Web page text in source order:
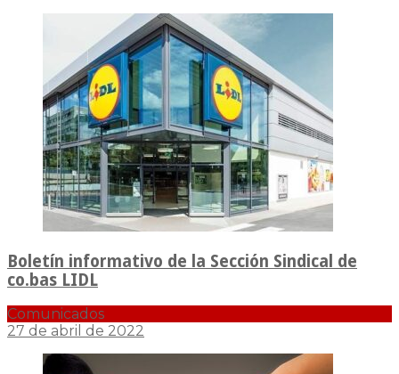
Boletín informativo de la Sección Sindical de
co.bas LIDL
Comunicados
27 de abril de 2022